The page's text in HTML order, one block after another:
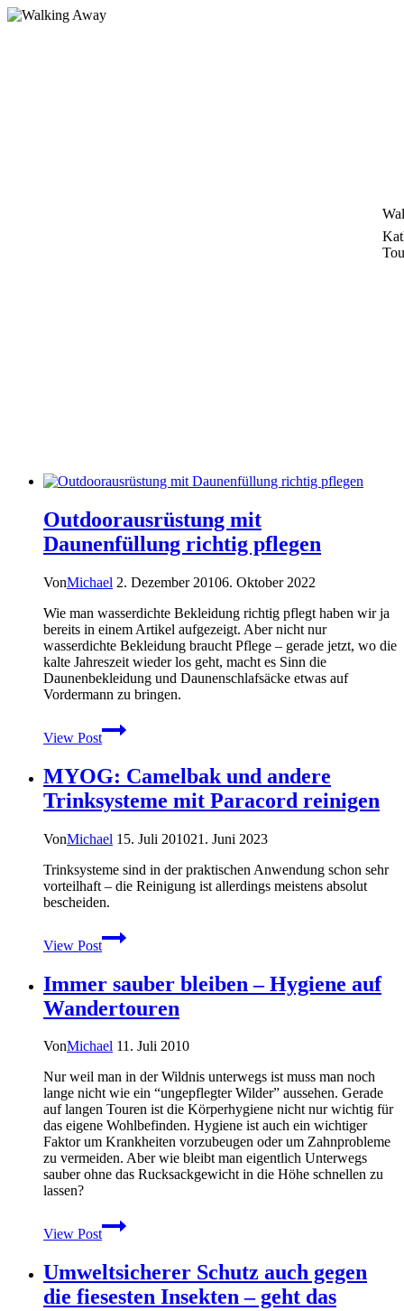
Zum
Outdoorausrüstung mit
Daunenfüllung richtig pflegen
VonMichael 2. Dezember 20106. Oktober 2022
Wie man wasserdichte Bekleidung richtig pflegt haben wir ja
bereits in einem Artikel aufgezeigt. Aber nicht nur
wasserdichte Bekleidung braucht Pflege – gerade jetzt, wo die
kalte Jahreszeit wieder los geht, macht es Sinn die
Daunenbekleidung und Daunenschlafsäcke etwas auf
Vordermann zu bringen.
View Post
Outdoorausrüstung
mit
richtig
pflegen
MYOG: Camelbak und andere
Trinksysteme mit Paracord reinigen
VonMichael 15. Juli 201021. Juni 2023
Trinksysteme sind in der praktischen Anwendung schon sehr
vorteilhaft – die Reinigung ist allerdings meistens absolut
bescheiden.
View Post
MYOG:
Camelbak
andere
Trinksysteme
mit
reinigen
Immer sauber bleiben – Hygiene auf
Wandertouren
VonMichael 11. Juli 2010
Nur weil man in der Wildnis unterwegs ist muss man noch
lange nicht wie ein “ungepflegter Wilder” aussehen. Gerade
auf langen Touren ist die Körperhygiene nicht nur wichtig für
das eigene Wohlbefinden. Hygiene ist auch ein wichtiger
Faktor um Krankheiten vorzubeugen oder um Zahnprobleme
zu vermeiden. Aber wie bleibt man eigentlich Unterwegs
sauber ohne das Rucksackgewicht in die Höhe schnellen zu
lassen?
View Post
Immer
sauber
–
Hygiene
auf
Umweltsicherer Schutz auch gegen
die fiesesten Insekten – geht das